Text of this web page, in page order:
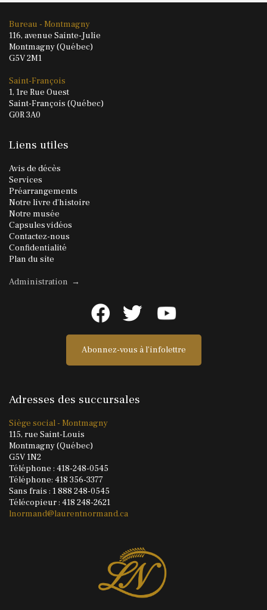
Bureau - Montmagny
116, avenue Sainte-Julie
Montmagny (Québec)
G5V 2M1
Saint-François
1, 1re Rue Ouest
Saint-François (Québec)
G0R 3A0
Liens utiles
Avis de décès
Services
Préarrangements
Notre livre d'histoire
Notre musée
Capsules vidéos
Contactez-nous
Confidentialité
Plan du site
Administration →
Abonnez-vous à l'infolettre
Adresses des succursales
Siège social - Montmagny
115, rue Saint-Louis
Montmagny (Québec)
G5V 1N2
Téléphone : 418-248-0545
Téléphone: 418 356-3377
Sans frais : 1 888 248-0545
Télécopieur : 418 248-2621
lnormand@laurentnormand.ca